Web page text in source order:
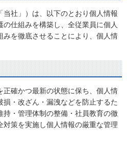
社」）は、以下のとおり個人情報
仕組みを構築し、全従業員に個人
を徹底させることにより、個人情
正確かつ最新の状態に保ち、個人情
・改ざん・漏洩などを防止するた
・管理体制の整備・社員教育の徹
策を実施し個人情報の厳重な管理